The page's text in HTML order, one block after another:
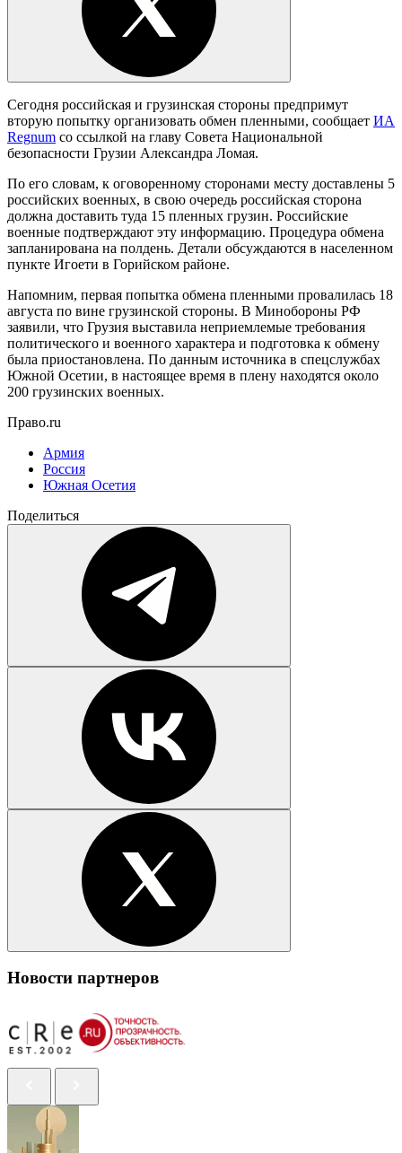
Сегодня российская и грузинская стороны предпримут
вторую попытку организовать обмен пленными, сообщает ИА
Regnum со ссылкой на главу Совета Национальной
безопасности Грузии Александра Ломая.
По его словам, к оговоренному сторонами месту доставлены 5
российских военных, в свою очередь российская сторона
должна доставить туда 15 пленных грузин. Российские
военные подтверждают эту информацию. Процедура обмена
запланирована на полдень. Детали обсуждаются в населенном
пункте Игоети в Горийском районе.
Напомним, первая попытка обмена пленными провалилась 18
августа по вине грузинской стороны. В Минобороны РФ
заявили, что Грузия выставила неприемлемые требования
политического и военного характера и подготовка к обмену
была приостановлена. По данным источника в спецслужбах
Южной Осетии, в настоящее время в плену находятся около
200 грузинских военных.
Право.ru
Армия
Россия
Южная Осетия
Поделиться
Новости партнеров